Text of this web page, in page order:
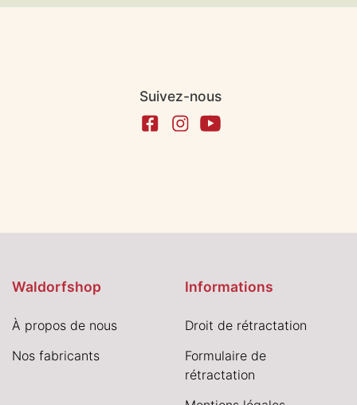
Suivez-nous
Waldorfshop
À propos de nous
Nos fabricants
Informations
Droit de rétractation
Formulaire de
rétractation